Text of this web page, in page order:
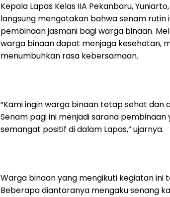
Kepala Lapas Kelas IIA Pekanbaru,
langsung mengatakan bahwa senam
pembinaan jasmani bagi warga binaan.
warga binaan dapat menjaga kesehatan,
menumbuhkan rasa kebersamaan.
“Kami ingin warga binaan tetap sehat dan
Senam pagi ini menjadi sarana
semangat positif di dalam Lapas,” ujarnya.
Warga binaan yang mengikuti kegiatan
Beberapa diantaranya mengaku senang